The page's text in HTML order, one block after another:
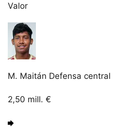
Valor
M. Maitán Defensa central
2,50 mill. €